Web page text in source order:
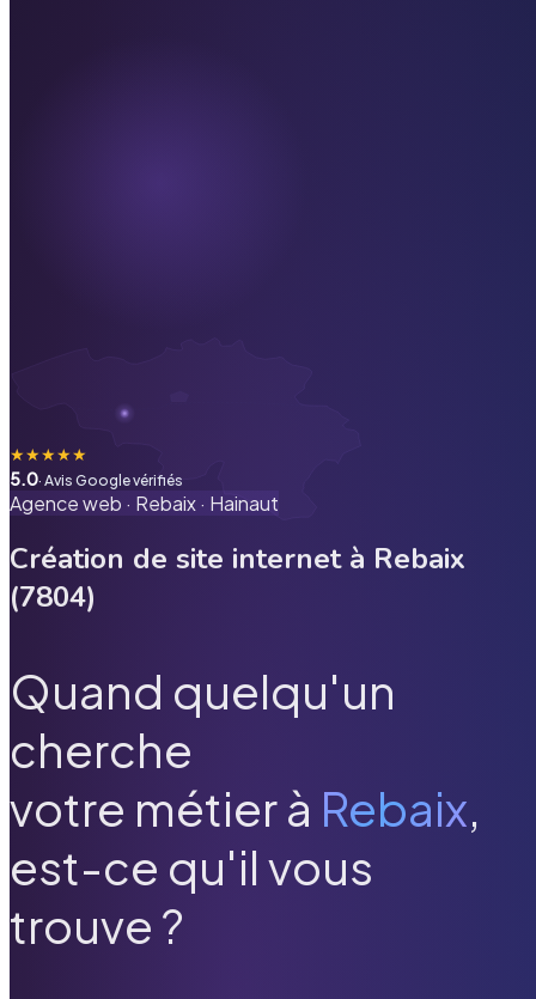
★★★★★
5.0· Avis Google vérifiés
Agence web · Rebaix· Hainaut
Création de site internet à Rebaix
(7804)
Quand quelqu'un
cherche
votre métier à Rebaix,
est-ce qu'il vous
trouve ?